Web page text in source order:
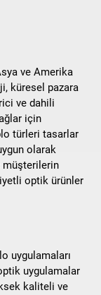
ve Amerika
küresel pazara
ve dahili
için
türleri tasarlar
olarak
müşterilerin
optik ürünler
uygulamaları
uygulamalar
kaliteli ve